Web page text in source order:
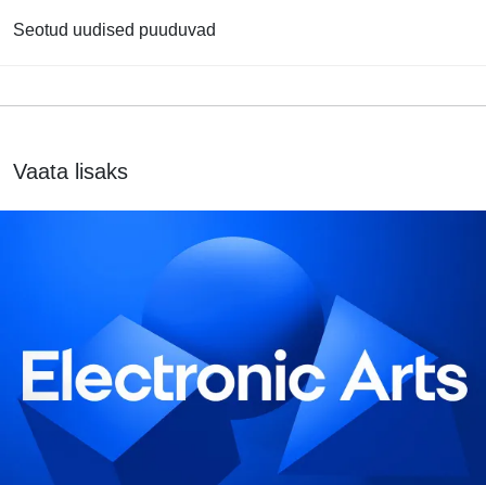
Seotud uudised puuduvad
Vaata lisaks